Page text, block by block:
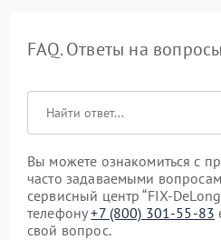
FAQ. Ответы на вопросы
Вы можете ознакомиться с
часто задаваемыми
сервисный центр “FIX-
телефону+7 (800) 301-55-83
свой вопрос.